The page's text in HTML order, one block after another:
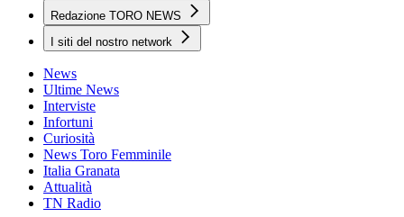
Redazione TORO NEWS
I siti del nostro network
News
Ultime News
Interviste
Infortuni
Curiosità
News Toro Femminile
Italia Granata
Attualità
TN Radio